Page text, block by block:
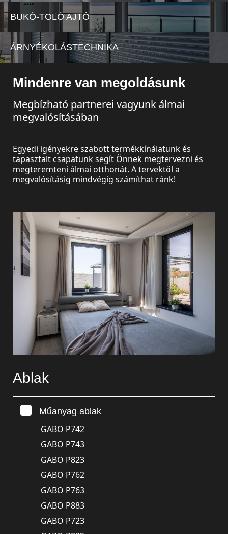
Műanyag-
alu
bejárati
ajtó
Műanyag-
alu
bejárati
Műanyag
emelő-
toló ajtó
Műanyag-
alu
Műanyag
slide
Műanyag-
alu slide
BUKÓ-TOLÓ AJTÓ
Műanyag
bukó-toló
Műanyag-
alu bukó-
toló ajtó
ÁRNYÉKOLÁSTECHNIKA
Redőnyök
textilárnyékolók
Külső
lamellás
Kerti
árnyékolók
Szúnyoghálók
Mindenre van megoldásunk
Megbízható partnerei vagyunk álmai
megvalósításában
Egyedi igényekre szabott termékkínálatunk és
tapasztalt csapatunk segít Önnek megtervezni és
megteremteni álmai otthonát. A tervektől a
megvalósításig mindvégig számíthat ránk!
Ablak
Műanyag ablak
GABO P742
GABO P743
GABO P823
GABO P762
GABO P763
GABO P883
GABO P723